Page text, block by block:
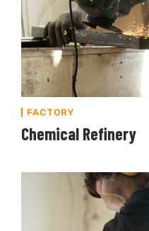
FACTORY
Chemical Refinery